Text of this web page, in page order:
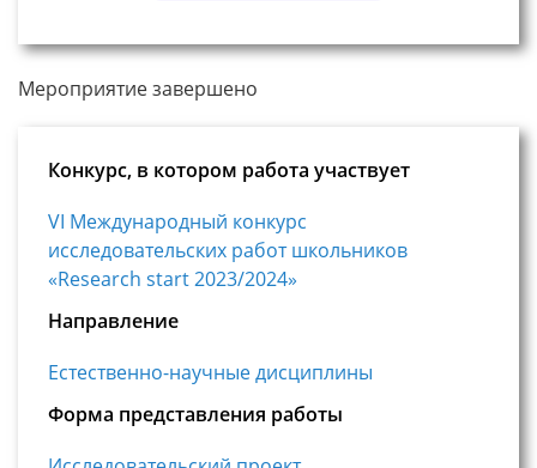
Мероприятие завершено
Конкурс, в котором работа участвует
VI Международный конкурс
исследовательских работ школьников
«Research start 2023/2024»
Направление
Естественно-научные дисциплины
Форма представления работы